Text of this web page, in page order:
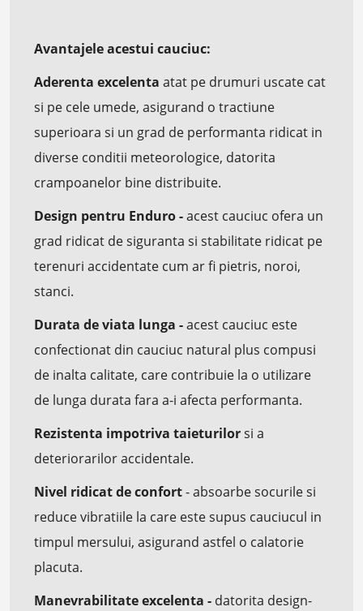
Avantajele acestui cauciuc:
Aderenta excelenta atat pe drumuri uscate cat
si pe cele umede, asigurand o tractiune
superioara si un grad de performanta ridicat in
diverse conditii meteorologice, datorita
crampoanelor bine distribuite.
Design pentru Enduro -acest cauciuc ofera un
grad ridicat de siguranta si stabilitate ridicat pe
terenuri accidentate cum ar fi pietris, noroi,
stanci.
Durata de viata lunga -acest cauciuc este
confectionat din cauciuc natural plus compusi
de inalta calitate, care contribuie la o utilizare
de lunga durata fara a-i afecta performanta.
Rezistenta impotriva taieturilorsi a
deteriorarilor accidentale.
Nivel ridicat de confort- absoarbe socurile si
reduce vibratiile la care este supus cauciucul in
timpul mersului, asigurand astfel o calatorie
placuta.
Manevrabilitate excelenta - datorita design-